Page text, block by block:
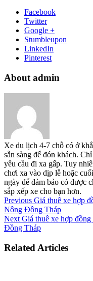
Facebook
Twitter
Google +
Stumbleupon
LinkedIn
Pinterest
About admin
Xe du lịch 4-7 chỗ có ở
sẵn sàng để đón khách.
yêu cầu đi xa gấp. Tuy
chơi xa vào dịp lễ hoặc
ngày để đảm bảo có được
sắp xếp xe cho bạn hơn.
Previous Giá thuê xe hợp
Nông Đồng Tháp
Next Giá thuê xe hợp
Đồng Tháp
Related Articles